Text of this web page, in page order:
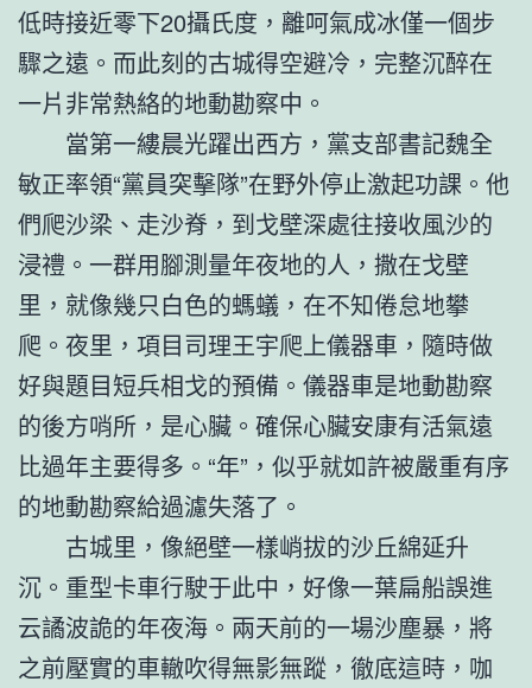
低時接近零下20攝氏度，離呵氣成冰僅一個步
驟之遠。而此刻的古城得空避冷，完整沉醉在
一片非常熱絡的地動勘察中。
當第一縷晨光躍出西方，黨支部書記魏全
敏正率領“黨員突擊隊”在野外停止激起功課。他
們爬沙梁、走沙脊，到戈壁深處往接收風沙的
浸禮。一群用腳測量年夜地的人，撒在戈壁
里，就像幾只白色的螞蟻，在不知倦怠地攀
爬。夜里，項目司理王宇爬上儀器車，隨時做
好與題目短兵相戈的預備。儀器車是地動勘察
的後方哨所，是心臟。確保心臟安康有活氣遠
比過年主要得多。“年”，似乎就如許被嚴重有序
的地動勘察給過濾失落了。
古城里，像絕壁一樣峭拔的沙丘綿延升
沉。重型卡車行駛于此中，好像一葉扁船誤進
云譎波詭的年夜海。兩天前的一場沙塵暴，將
之前壓實的車轍吹得無影無蹤，徹底這時，咖